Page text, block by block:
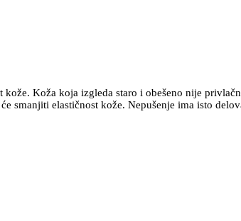
Koža koja izgleda staro i obešeno nije
smanjiti elastičnost kože. Nepušenje ima isto